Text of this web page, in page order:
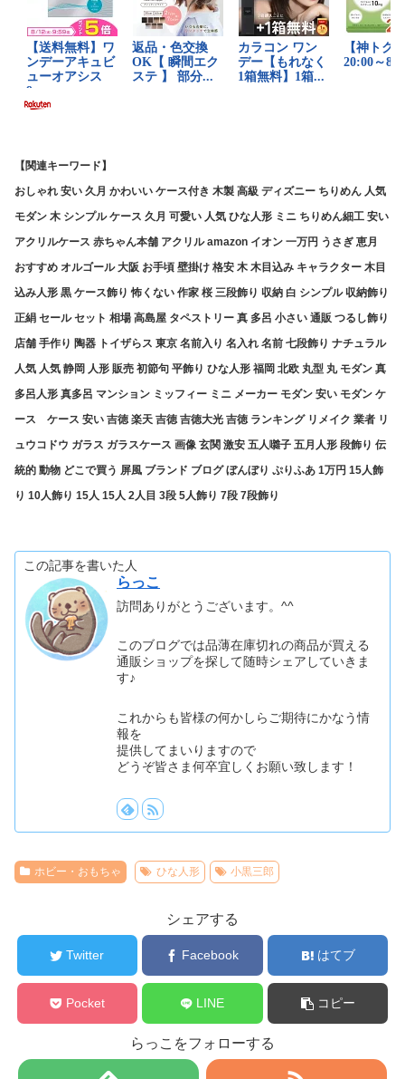
【関連キーワード】
おしゃれ 安い 久月 かわいい ケース付き 木製 高級 ディズニー ちりめん 人気
モダン 木 シンプル ケース 久月 可愛い 人気 ひな人形 ミニ ちりめん細工 安い
アクリルケース 赤ちゃん本舗 アクリル amazon イオン 一万円 うさぎ 恵月
おすすめ オルゴール 大阪 お手頃 壁掛け 格安 木 木目込み キャラクター 木目
込み人形 黒 ケース飾り 怖くない 作家 桜 三段飾り 収納 白 シンプル 収納飾り
正絹 セール セット 相場 高島屋 タペストリー 真 多呂 小さい 通販 つるし飾り
店舗 手作り 陶器 トイザらス 東京 名前入り 名入れ 名前 七段飾り ナチュラル
人気 人気 静岡 人形 販売 初節句 平飾り ひな人形 福岡 北欧 丸型 丸 モダン 真
多呂人形 真多呂 マンション ミッフィー ミニ メーカー モダン 安い モダン ケ
ース ケース 安い 吉徳 楽天 吉徳 吉徳大光 吉徳 ランキング リメイク 業者 リ
ュウコドウ ガラス ガラスケース 画像 玄関 激安 五人囃子 五月人形 段飾り 伝
統的 動物 どこで買う 屏風 ブランド ブログ ぼんぼり ぷりふあ 1万円 15人飾
り 10人飾り 15人 15人 2人目 3段 5人飾り 7段 7段飾り
この記事を書いた人
らっこ
訪問ありがとうございます。^^
このブログでは品薄在庫切れの商品が買える
通販ショップを探して随時シェアしていきま
す♪
これからも皆様の何かしらご期待にかなう情
報を
提供してまいりますので
どうぞ皆さま何卒宜しくお願い致します！
ホビー・おもちゃ ひな人形 小黒三郎
シェアする
Twitter Facebook はてブ
Pocket LINE コピー
らっこをフォローする